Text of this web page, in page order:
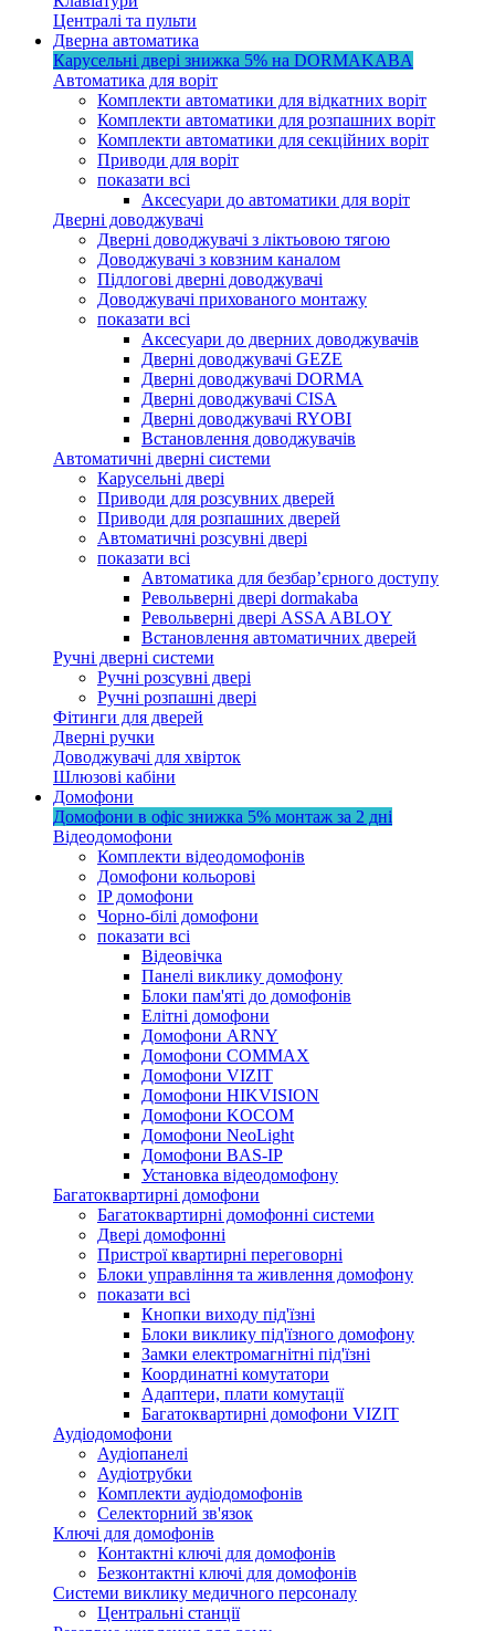
Централі та пульти
Дверна автоматика
Карусельні двері знижка 5% на DORMAKABA
Автоматика для воріт
Комплекти автоматики для відкатних воріт
Комплекти автоматики для розпашних воріт
Комплекти автоматики для секційних воріт
Приводи для воріт
показати всі
Аксесуари до автоматики для воріт
Дверні доводжувачі
Дверні доводжувачі з ліктьовою тягою
Доводжувачі з ковзним каналом
Підлогові дверні доводжувачі
Доводжувачі прихованого монтажу
показати всі
Аксесуари до дверних доводжувачів
Дверні доводжувачі GEZE
Дверні доводжувачі DORMA
Дверні доводжувачі CISA
Дверні доводжувачі RYOBI
Встановлення доводжувачів
Автоматичні дверні системи
Карусельні двері
Приводи для розсувних дверей
Приводи для розпашних дверей
Автоматичні розсувні двері
показати всі
Автоматика для безбар’єрного доступу
Револьверні двері dormakaba
Револьверні двері ASSA ABLOY
Встановлення автоматичних дверей
Ручні дверні системи
Ручні розсувні двері
Ручні розпашні двері
Фітинги для дверей
Дверні ручки
Доводжувачі для хвірток
Шлюзові кабіни
Домофони
Домофони в офіс знижка 5% монтаж за 2 дні
Відеодомофони
Комплекти відеодомофонів
Домофони кольорові
IP домофони
Чорно-білі домофони
показати всі
Відеовічка
Панелі виклику домофону
Блоки пам'яті до домофонів
Елітні домофони
Домофони ARNY
Домофони COMMAX
Домофони VIZIT
Домофони HIKVISION
Домофони KOCOM
Домофони NeoLight
Домофони BAS-IP
Установка відеодомофону
Багатоквартирні домофони
Багатоквартирні домофонні системи
Двері домофонні
Пристрої квартирні переговорні
Блоки управління та живлення домофону
показати всі
Кнопки виходу під'їзні
Блоки виклику під'їзного домофону
Замки електромагнітні під'їзні
Координатні комутатори
Адаптери, плати комутації
Багатоквартирні домофони VIZIT
Аудіодомофони
Аудіопанелі
Аудіотрубки
Комплекти аудіодомофонів
Селекторний зв'язок
Ключі для домофонів
Контактні ключі для домофонів
Безконтактні ключі для домофонів
Системи виклику медичного персоналу
Центральні станції